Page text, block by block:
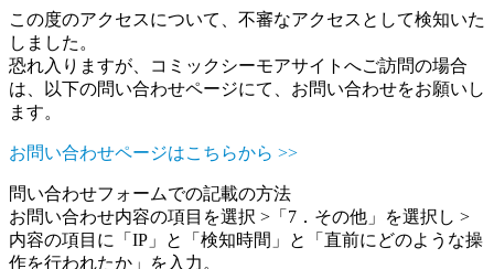
この度のアクセスについて、不審なアクセスとして検知いた
しました。
恐れ入りますが、コミックシーモアサイトへご訪問の場合
は、以下の問い合わせページにて、お問い合わせをお願いし
ます。
お問い合わせページはこちらから >>
問い合わせフォームでの記載の方法
お問い合わせ内容の項目を選択 >「7．その他」を選択し >
内容の項目に「IP」と「検知時間」と「直前にどのような操
作を行われたか」を入力。